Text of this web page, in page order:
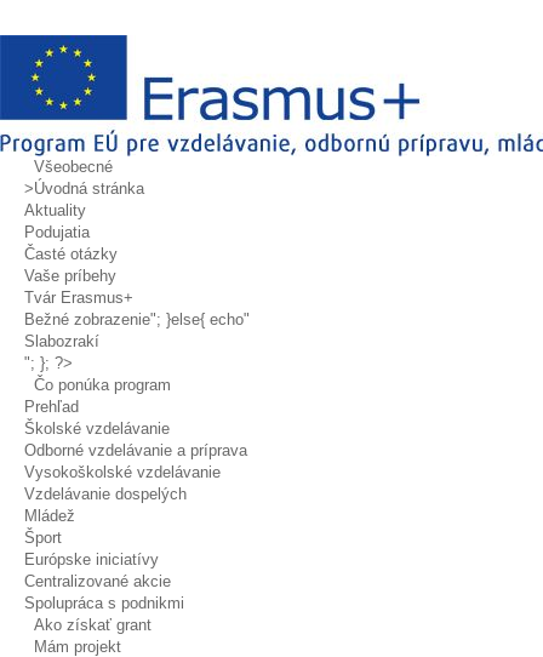
Všeobecné
>Úvodná stránka
Aktuality
Podujatia
Časté otázky
Vaše príbehy
Tvár Erasmus+
Bežné zobrazenie"; }else{ echo"
Slabozrakí
"; }; ?>
Čo ponúka program
Prehľad
Školské vzdelávanie
Odborné vzdelávanie a príprava
Vysokoškolské vzdelávanie
Vzdelávanie dospelých
Mládež
Šport
Európske iniciatívy
Centralizované akcie
Spolupráca s podnikmi
Ako získať grant
Mám projekt